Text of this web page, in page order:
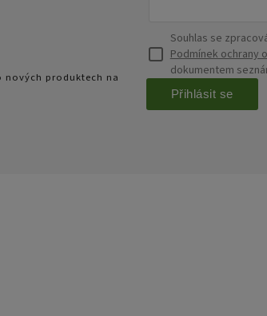
nových produktech na
Souhlas se
Podmínek ochrany
dokumentem
Přihlásit se